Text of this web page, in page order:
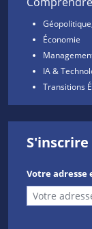
Économie
IA &
Transitions
Votre adresse